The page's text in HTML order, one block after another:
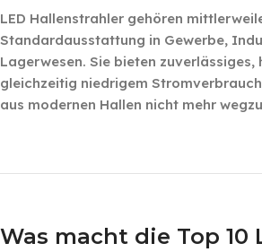
LED Hallenstrahler gehören
Standardausstattung in Gewerbe,
Lagerwesen. Sie bieten zuverlässiges,
gleichzeitig niedrigem
aus modernen Hallen nicht mehr
Was macht die Top 10